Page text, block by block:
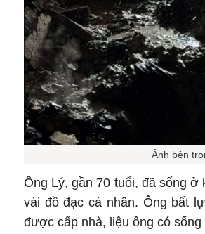
Ảnh bên
Ông Lý, gần 70 tuổi, đã sống ở
vài đồ đạc cá nhân. Ông bất
được cấp nhà, liệu ông có